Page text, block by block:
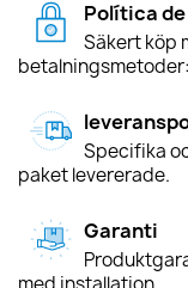
Política
Säkert köp
Specifika
paket levererade.
Garanti